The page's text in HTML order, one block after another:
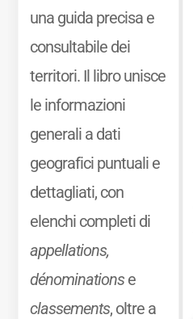
una guida precisa e
consultabile dei
territori. Il libro unisce
le informazioni
generali a dati
geografici puntuali e
dettagliati, con
elenchi completi di
appellations,
dénominationse
classements, oltre a